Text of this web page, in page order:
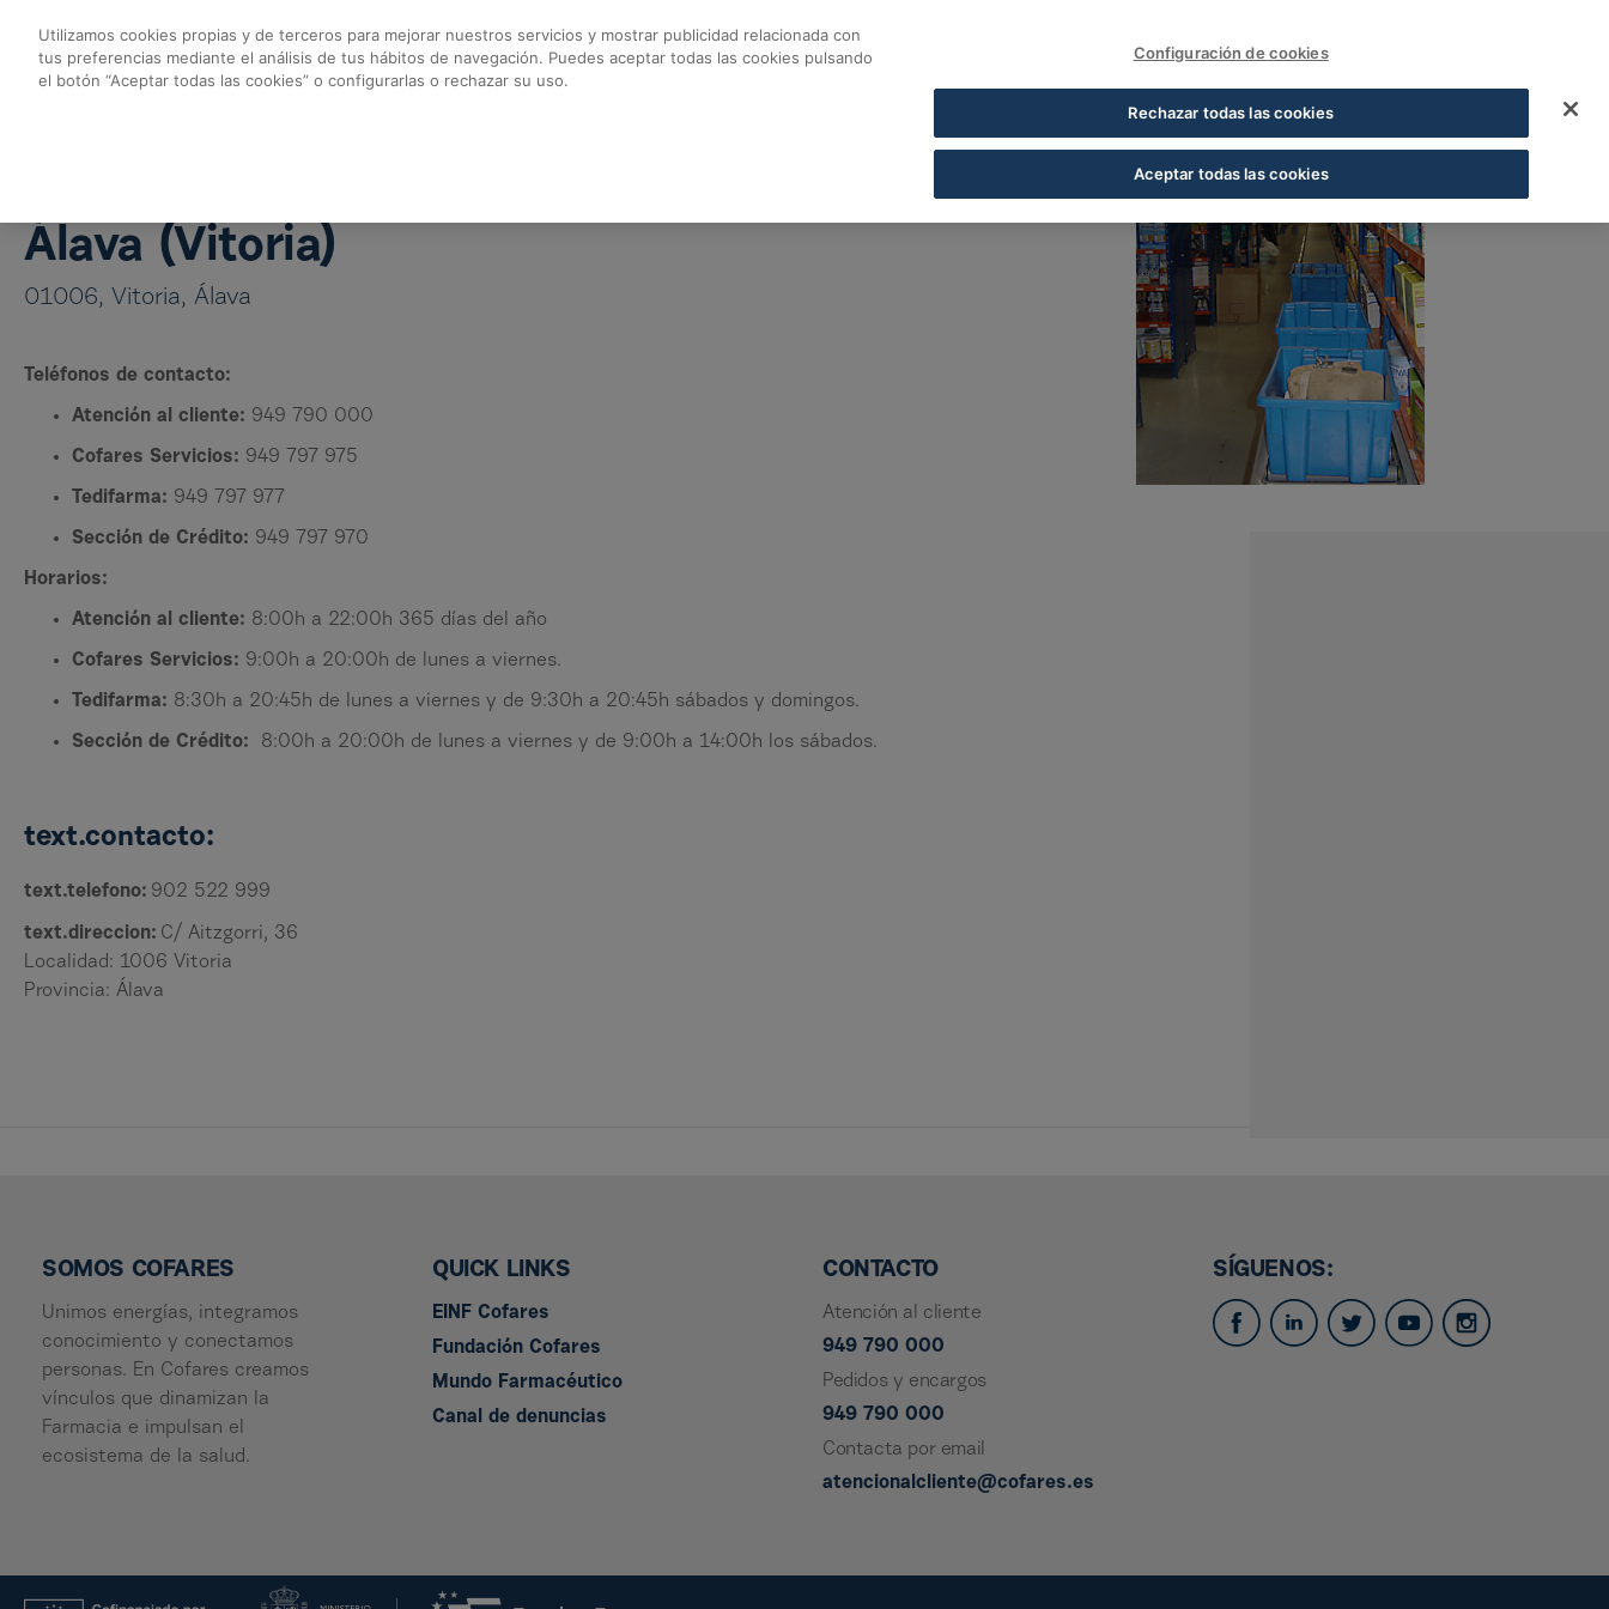
CONTACTO COFARES SECCIÓN DE CRÉDITO FUNDACIÓN COFARES
Almacén Vitoria - Cofares
Álava (Vitoria)
01006, Vitoria, Álava
Teléfonos de contacto:
Atención al cliente: 949 790 000
Cofares Servicios: 949 797 975
Tedifarma: 949 797 977
Sección de Crédito: 949 797 970
Horarios:
Atención al cliente: 8:00h a 22:00h 365 días del año
Cofares Servicios: 9:00h a 20:00h de lunes a viernes.
Tedifarma: 8:30h a 20:45h de lunes a viernes y de 9:30h a 20:45h sábados y domingos.
Sección de Crédito: 8:00h a 20:00h de lunes a viernes y de 9:00h a 14:00h los sábados.
text.contacto:
text.telefono: 902 522 999
text.direccion: C/ Aitzgorri, 36
Localidad: 1006 Vitoria
Provincia: Álava
SOMOS COFARES
Unimos energías, integramos
conocimiento y conectamos
personas. En Cofares creamos
vínculos que dinamizan la
Farmacia e impulsan el
ecosistema de la salud.
QUICK LINKS
EINF Cofares
Fundación Cofares
Mundo Farmacéutico
Canal de denuncias
CONTACTO
Atención al cliente
949 790 000
Pedidos y encargos
949 790 000
Contacta por email
atencionalcliente@cofares.es
SÍGUENOS:
Utilizamos cookies propias y de terceros para mejorar nuestros servicios y mostrar publicidad relacionada con
tus preferencias mediante el análisis de tus hábitos de navegación. Puedes aceptar todas las cookies pulsando
el botón “Aceptar todas las cookies” o configurarlas o rechazar su uso.
Configuración de cookies
Rechazar todas las cookies
Aceptar todas las cookies